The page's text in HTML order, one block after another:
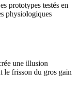
prototypes testés en
physiologiques
une illusion
le frisson du gros gain